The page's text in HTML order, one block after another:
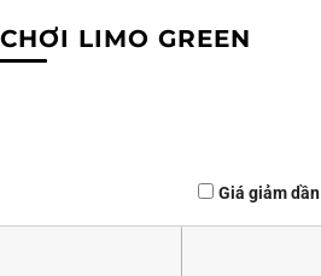
LIMO GREEN
Giá giảm dần